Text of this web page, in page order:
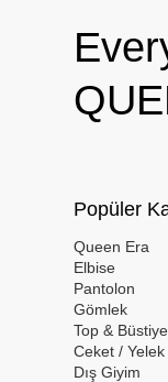
Popüler
Queen Era
Elbise
Pantolon
Gömlek
Top &
Ceket /
Dış Giyim